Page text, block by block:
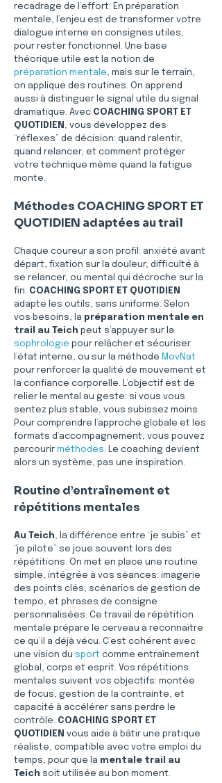
recadrage de l’effort. En préparation
mentale, l’enjeu est de transformer votre
dialogue interne en consignes utiles,
pour rester fonctionnel. Une base
théorique utile est la notion de
préparation mentale, mais sur le terrain,
on applique des routines. On apprend
aussi à distinguer le signal utile du signal
dramatique. Avec COACHING SPORT ET
QUOTIDIEN , vous développez des
“réflexes” de décision: quand ralentir,
quand relancer, et comment protéger
votre technique même quand la fatigue
monte.
Méthodes COACHING SPORT ET
QUOTIDIEN adaptées au trail
Chaque coureur a son profil: anxiété avant
départ, fixation sur la douleur, difficulté à
se relancer, ou mental qui décroche sur la
fin. COACHING SPORT ET QUOTIDIEN
adapte les outils, sans uniforme. Selon
vos besoins, la préparation mentale en
trail au Teich peut s’appuyer sur la
sophrologie pour relâcher et sécuriser
l’état interne, ou sur la méthode MovNat
pour renforcer la qualité de mouvement et
la confiance corporelle. L’objectif est de
relier le mental au geste: si vous vous
sentez plus stable, vous subissez moins.
Pour comprendre l’approche globale et les
formats d’accompagnement, vous pouvez
parcourir méthodes. Le coaching devient
alors un système, pas une inspiration.
Routine d’entraînement et
répétitions mentales
Au Teich, la différence entre “je subis” et
“je pilote” se joue souvent lors des
répétitions. On met en place une routine
simple, intégrée à vos séances: imagerie
des points clés, scénarios de gestion de
tempo, et phrases de consigne
personnalisées. Ce travail de répétition
mentale prépare le cerveau à reconnaître
ce qu’il a déjà vécu. C’est cohérent avec
une vision du sport comme entraînement
global, corps et esprit. Vos répétitions
mentales suivent vos objectifs: montée
de focus, gestion de la contrainte, et
capacité à accélérer sans perdre le
contrôle. COACHING SPORT ET
QUOTIDIEN vous aide à bâtir une pratique
réaliste, compatible avec votre emploi du
temps, pour que la mentale trail
au
Teich soit utilisée au bon moment.